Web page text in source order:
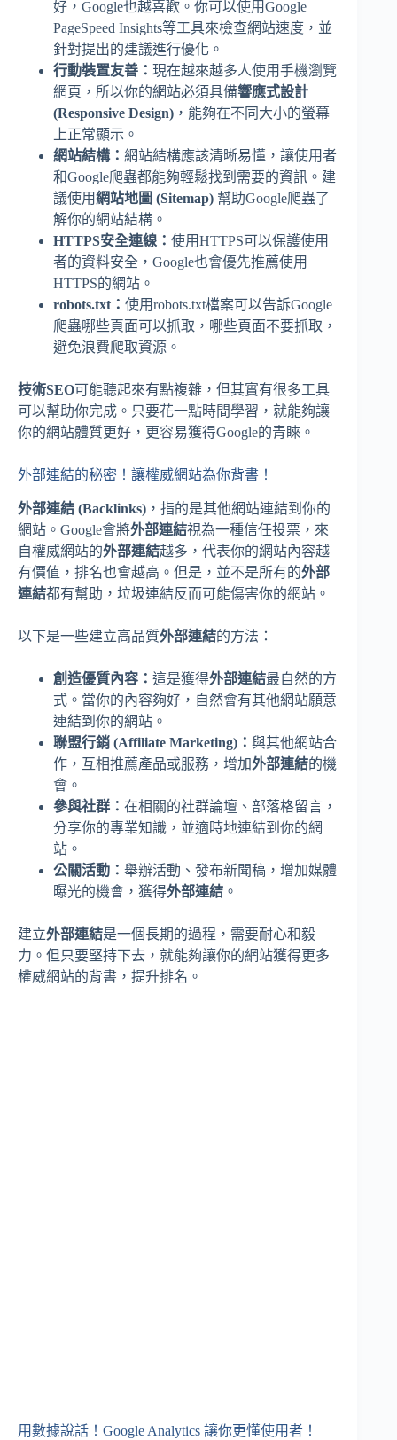
好，Google也越喜歡。你可以使用Google
PageSpeed Insights等工具來檢查網站速度，並
針對提出的建議進行優化。
行動裝置友善： 現在越來越多人使用手機瀏覽
網頁，所以你的網站必須具備響應式設計
(Responsive Design) ，能夠在不同大小的螢幕
上正常顯示。
網站結構： 網站結構應該清晰易懂，讓使用者
和Google爬蟲都能夠輕鬆找到需要的資訊。建
議使用網站地圖 (Sitemap) 幫助Google爬蟲了
解你的網站結構。
HTTPS安全連線： 使用HTTPS可以保護使用
者的資料安全，Google也會優先推薦使用
HTTPS的網站。
robots.txt： 使用robots.txt檔案可以告訴Google
爬蟲哪些頁面可以抓取，哪些頁面不要抓取，
避免浪費爬取資源。
技術SEO可能聽起來有點複雜，但其實有很多工具
可以幫助你完成。只要花一點時間學習，就能夠讓
你的網站體質更好，更容易獲得Google的青睞。
外部連結的秘密！讓權威網站為你背書！
外部連結 (Backlinks) ，指的是其他網站連結到你的
網站。Google會將外部連結視為一種信任投票，來
自權威網站的外部連結越多，代表你的網站內容越
有價值，排名也會越高。但是，並不是所有的外部
連結都有幫助，垃圾連結反而可能傷害你的網站。
以下是一些建立高品質外部連結的方法：
創造優質內容： 這是獲得外部連結最自然的方
式。當你的內容夠好，自然會有其他網站願意
連結到你的網站。
聯盟行銷 (Affiliate Marketing)： 與其他網站合
作，互相推薦產品或服務，增加外部連結的機
會。
參與社群： 在相關的社群論壇、部落格留言，
分享你的專業知識，並適時地連結到你的網
站。
公關活動： 舉辦活動、發布新聞稿，增加媒體
曝光的機會，獲得外部連結 。
建立外部連結是一個長期的過程，需要耐心和毅
力。但只要堅持下去，就能夠讓你的網站獲得更多
權威網站的背書，提升排名。
用數據說話！Google Analytics 讓你更懂使用者！